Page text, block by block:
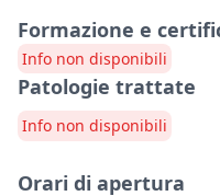
Formazione e
Info non disponibili
Patologie trattate
Info non disponibili
Orari di apertura